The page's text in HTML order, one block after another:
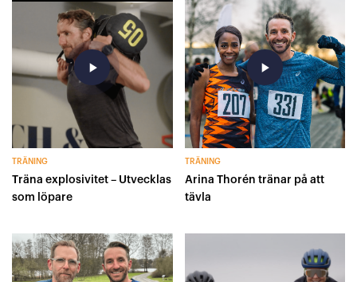
play_arrow
TRÄNING
Träna explosivitet – Utvecklas
som löpare
play_arrow
TRÄNING
Arina Thorén tränar på att
tävla